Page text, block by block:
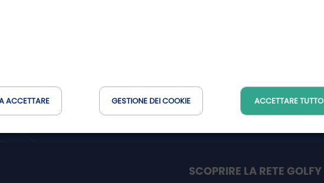
ACCETTARE GESTIONE DEI COOKIE ACCETTARE TUTTO
Rete Golfy
SCOPRIRE LA RETE GOLFY